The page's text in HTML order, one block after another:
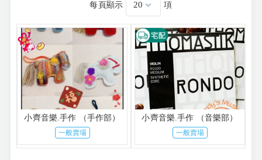
每頁顯示 項
小齊音樂.手作 （手作部）
一般賣場
小齊音樂.手作 （音樂部）
一般賣場